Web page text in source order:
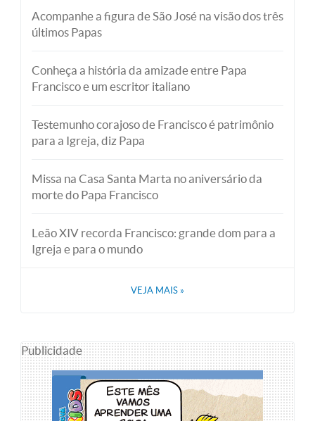
Acompanhe a figura de São José na visão dos três
últimos Papas
Conheça a história da amizade entre Papa
Francisco e um escritor italiano
Testemunho corajoso de Francisco é patrimônio
para a Igreja, diz Papa
Missa na Casa Santa Marta no aniversário da
morte do Papa Francisco
Leão XIV recorda Francisco: grande dom para a
Igreja e para o mundo
VEJA MAIS »
Publicidade